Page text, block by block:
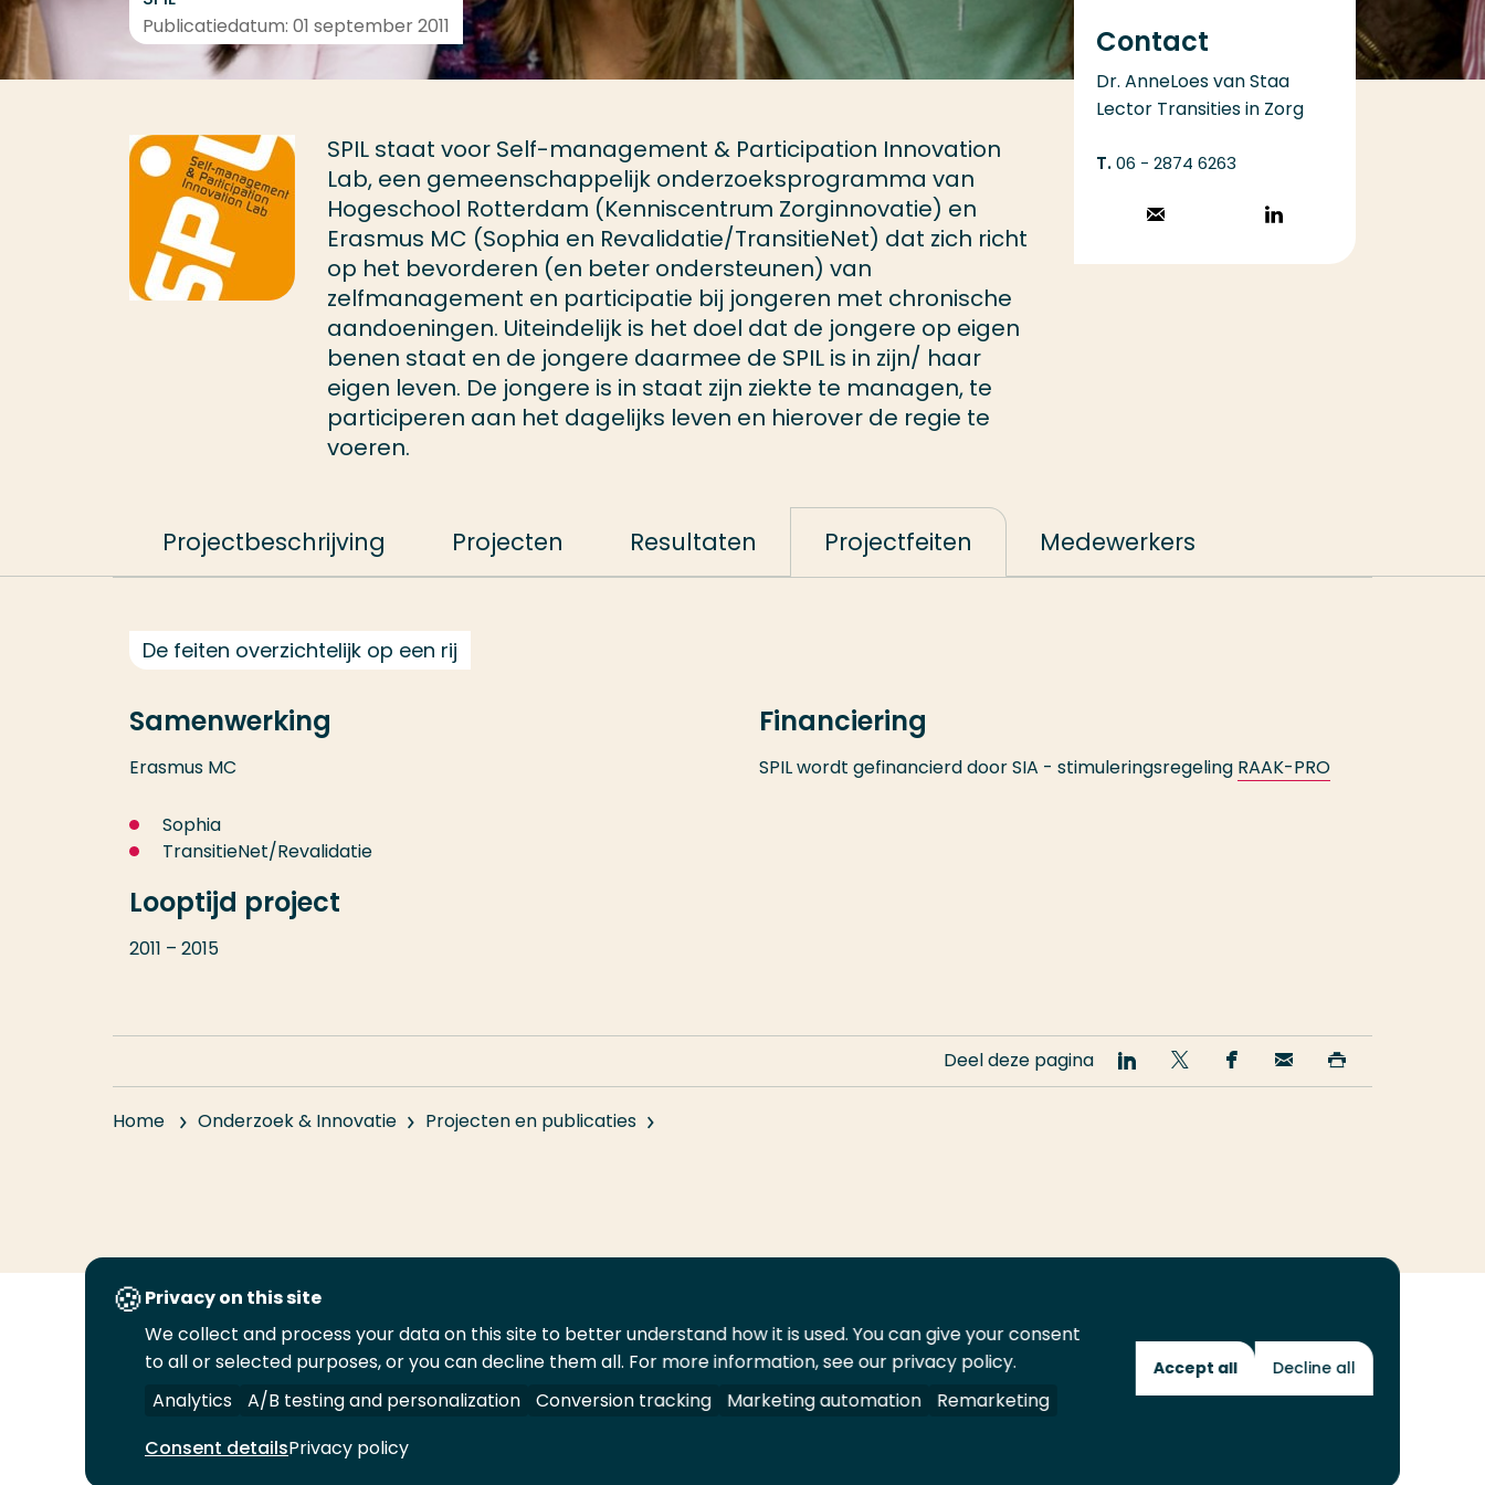
Publicatiedatum: 01 september 2011
SPIL staat voor Self-management & Participation Innovation
Lab, een gemeenschappelijk onderzoeksprogramma van
Hogeschool Rotterdam (Kenniscentrum Zorginnovatie) en
Erasmus MC (Sophia en Revalidatie/TransitieNet) dat zich richt
op het bevorderen (en beter ondersteunen) van
zelfmanagement en participatie bij jongeren met chronische
aandoeningen. Uiteindelijk is het doel dat de jongere op eigen
benen staat en de jongere daarmee de SPIL is in zijn/ haar
eigen leven. De jongere is in staat zijn ziekte te managen, te
participeren aan het dagelijks leven en hierover de regie te
voeren.
Contact
Dr. AnneLoes van Staa
Lector Transities in Zorg
06 - 2874 6263
Stuur een email
LinkedIn
Projectbeschrijving Projecten Resultaten Projectfeiten Medewerkers
De feiten overzichtelijk op een rij
Samenwerking
Erasmus MC
Sophia
TransitieNet/Revalidatie
Financiering
SPIL wordt gefinancierd door SIA - stimuleringsregeling RAAK-PRO
Looptijd project
2011 – 2015
Home Onderzoek & Innovatie Projecten en publicaties
Deel deze pagina
Deel
op
Deel
op
Deel
op
Email
deze deze
Volg
ons
op
Volg
ons
op
Volg
ons
op
Volg
ons
op
Juridisch Security A-Z Index Contact Leveranciers Toekomstmakers
© 2026 Hogeschool Rotterdam. Alle rechten voorbehouden.
Privacy on this site
We collect and process your data on this site to better understand how it is used. You can give your consent
to all or selected purposes, or you can decline them all. For more information, see our privacy policy.
Analytics
A/B testing and personalization Conversion tracking Marketing automation Remarketing
Accept all Decline all
Consent detailsPrivacy policy